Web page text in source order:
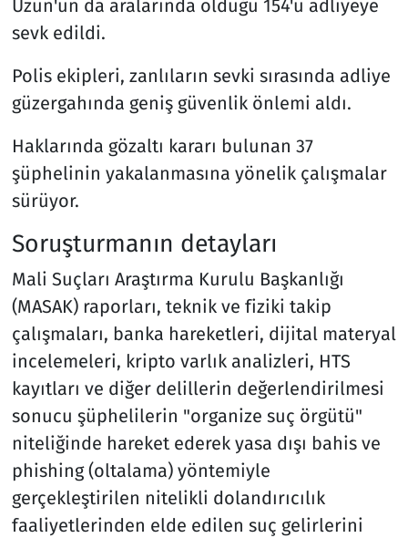
Uzun'un da aralarında olduğu 154'ü adliyeye
sevk edildi.
Polis ekipleri, zanlıların sevki sırasında adliye
güzergahında geniş güvenlik önlemi aldı.
Haklarında gözaltı kararı bulunan 37
şüphelinin yakalanmasına yönelik çalışmalar
sürüyor.
Soruşturmanın detayları
Mali Suçları Araştırma Kurulu Başkanlığı
(MASAK) raporları, teknik ve fiziki takip
çalışmaları, banka hareketleri, dijital materyal
incelemeleri, kripto varlık analizleri, HTS
kayıtları ve diğer delillerin değerlendirilmesi
sonucu şüphelilerin "organize suç örgütü"
niteliğinde hareket ederek yasa dışı bahis ve
phishing (oltalama) yöntemiyle
gerçekleştirilen nitelikli dolandırıcılık
faaliyetlerinden elde edilen suç gelirlerini